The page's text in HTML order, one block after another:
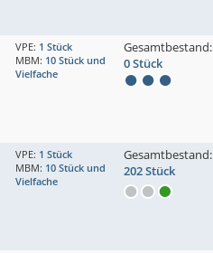
VPE: 1 Stück
MBM: 10 Stück und
Vielfache
Gesamtbestand:
0 Stück
VPE: 1 Stück
MBM: 10 Stück und
Vielfache
Gesamtbestand:
202 Stück